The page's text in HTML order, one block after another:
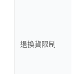
退換貨限制